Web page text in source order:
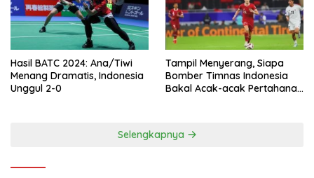
Hasil BATC 2024: Ana/Tiwi
Menang Dramatis, Indonesia
Unggul 2-0
Tampil Menyerang, Siapa
Bomber Timnas Indonesia
Bakal Acak-acak Pertahanan
Selengkapnya